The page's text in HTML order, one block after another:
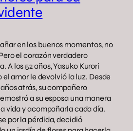
en los buenos momentos, no
el corazón verdadero
A los 52 años, Yasuko Kurori
el amor le devolvió la luz. Desde
atrás, su compañero
a su esposa una manera
vida y acompañarla cada día.
por la pérdida, decidió